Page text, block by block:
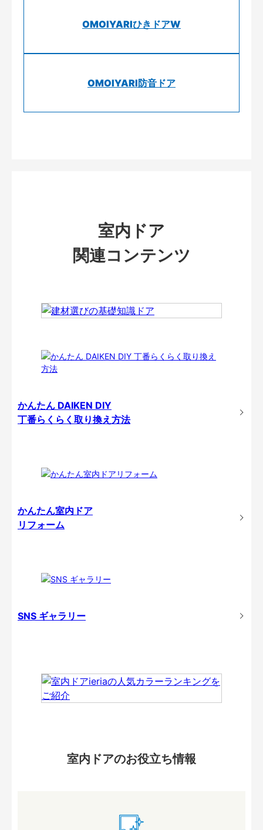
OMOIYARIひきドアW
OMOIYARI防音ドア
室内ドア
関連コンテンツ
かんたん DAIKEN DIY
丁番らくらく取り換え方法
かんたん室内ドア
リフォーム
SNS ギャラリー
室内ドアのお役立ち情報